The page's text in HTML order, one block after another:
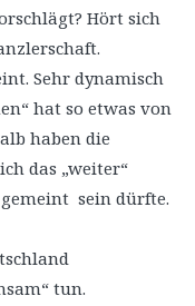
Hört sich
Sehr dynamisch
hat so etwas von
haben die
das „weiter“
sein dürfte.
tun.